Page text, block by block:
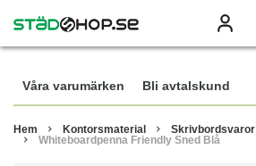
Våra varumärken Bli avtalskund
Hem Kontorsmaterial Skrivbordsvaror
Whiteboardpenna Friendly Sned Blå